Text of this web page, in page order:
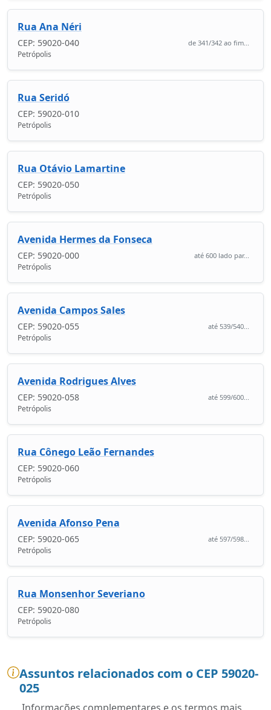
Rua Ana Néri
CEP: 59020-040 de 341/342 ao fim...
Petrópolis
Rua Seridó
CEP: 59020-010
Petrópolis
Rua Otávio Lamartine
CEP: 59020-050
Petrópolis
Avenida Hermes da Fonseca
CEP: 59020-000 até 600 lado par...
Petrópolis
Avenida Campos Sales
CEP: 59020-055 até 539/540...
Petrópolis
Avenida Rodrigues Alves
CEP: 59020-058 até 599/600...
Petrópolis
Rua Cônego Leão Fernandes
CEP: 59020-060
Petrópolis
Avenida Afonso Pena
CEP: 59020-065 até 597/598...
Petrópolis
Rua Monsenhor Severiano
CEP: 59020-080
Petrópolis
Assuntos relacionados com o CEP 59020-
025